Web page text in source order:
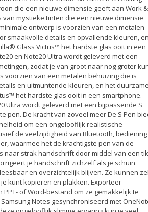
die een nieuwe dimensie geeft aan Work &
mystieke tinten die een nieuwe dimensie
ontwerp is voorzien van een metalen
smaakvolle details en opvallende kleuren,
Glass Victus™ het hardste glas ooit in een
en Note20 Ultra wordt geleverd met een
zodat je van groot naar nog groter
voorzien van een metalen behuizing die is
en uitmuntende kleuren, en het
het hardste glas ooit in een smartphone.
Ultra wordt geleverd met een bijpassende S
pen. De kracht van zoveel meer De S Pen
om een ongelooflijk realistische
de veelzijdigheid van Bluetooth, bediening
waarmee het de krachtigste pen van de
naar strak handschrift door middel van een
je handschrift zichzelf als je schuin
en overzichtelijk blijven. Ze kunnen
kunt kopiëren en plakken. Exporteer
of Word-bestand om ze gemakkelijk te
Notes gesynchroniseerd met